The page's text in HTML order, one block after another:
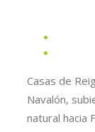
Casas de
Navalón,
natural hacia